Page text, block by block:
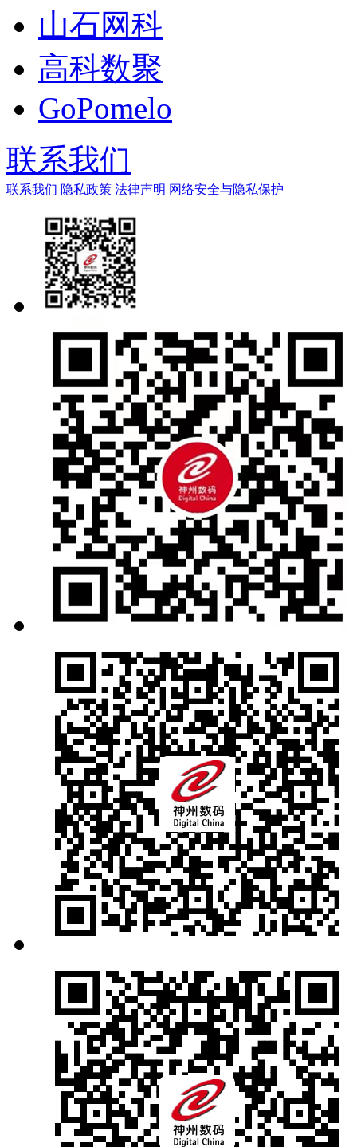
山石网科
高科数聚
GoPomelo
联系我们
联系我们 隐私政策 法律声明 网络安全与隐私保护